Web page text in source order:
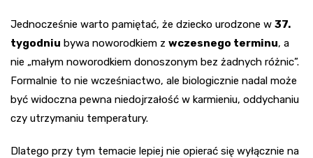
Jednocześnie warto pamiętać, że dziecko urodzone w 37.
tygodniu bywa noworodkiem z wczesnego terminu, a
nie „małym noworodkiem donoszonym bez żadnych różnic”.
Formalnie to nie wcześniactwo, ale biologicznie nadal może
być widoczna pewna niedojrzałość w karmieniu, oddychaniu
czy utrzymaniu temperatury.
Dlatego przy tym temacie lepiej nie opierać się wyłącznie na